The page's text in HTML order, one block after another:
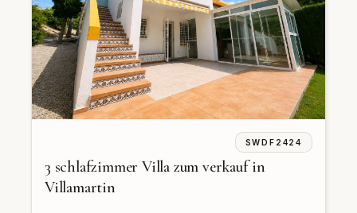
SWDF2424
3 schlafzimmer Villa zum verkauf in
Villamartin